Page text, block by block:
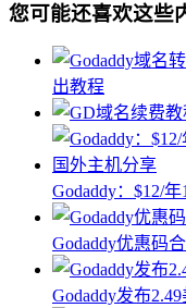
您可能还喜欢这些
出教程
Godaddy：$12/
Godaddy优惠码
Godaddy发布